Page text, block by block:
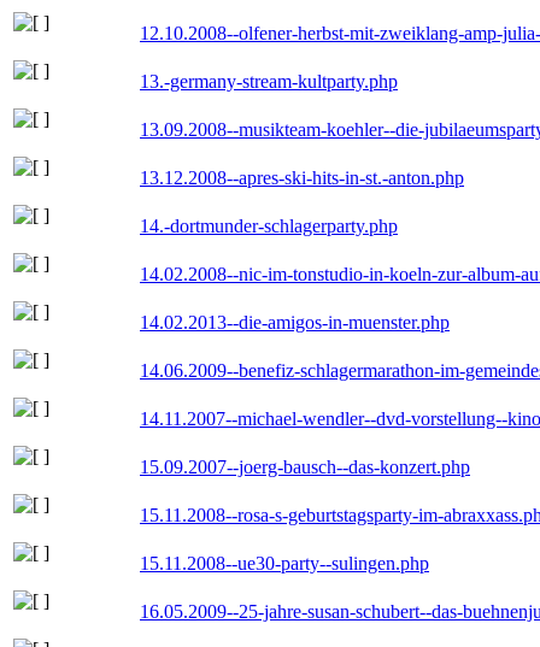
12.10.2008--olfener-herbst-mit-zweiklang-amp-
13.-germany-stream-kultparty.php
13.09.2008--musikteam-koehler--die-
13.12.2008--apres-ski-hits-in-st.-anton.php
14.-dortmunder-schlagerparty.php
14.02.2008--nic-im-tonstudio-in-koeln-zur-album-
14.02.2013--die-amigos-in-muenster.php
14.06.2009--benefiz-schlagermarathon-im-
14.11.2007--michael-wendler--dvd-vorstellung--
15.09.2007--joerg-bausch--das-konzert.php
15.11.2008--rosa-s-geburtstagsparty-im-
15.11.2008--ue30-party--sulingen.php
16.05.2009--25-jahre-susan-schubert--das-